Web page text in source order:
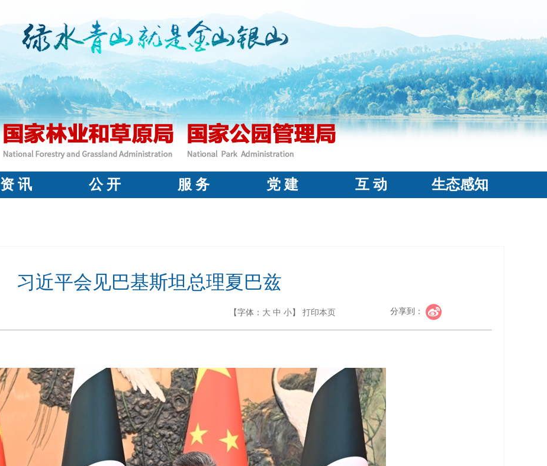
资 讯 公 开 服 务 党 建 互 动 生态感知
习近平会见巴基斯坦总理夏巴兹
【字体： 大 中 小】 打印本页 分享到：